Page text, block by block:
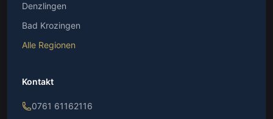
Denzlingen
Bad Krozingen
Alle Regionen
Kontakt
0761 61162116